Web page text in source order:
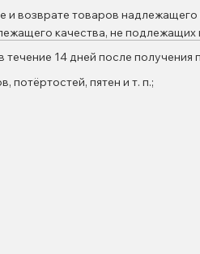
и возврате товаров надлежащего
качества, не подлежащих
14 дней после получения
потёртостей, пятен и т. п.;